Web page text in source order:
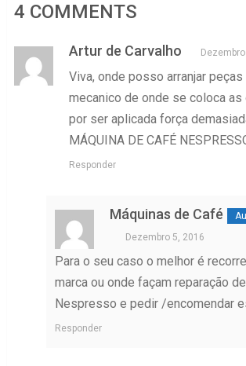
4 COMMENTS
Artur de Carvalho
Viva, onde posso arranjar peças
mecanico de onde se coloca as
por ser aplicada força
MÁQUINA DE CAFÉ
Responder
Máquinas de Café
Dezembro 5, 2016
Para o seu caso o melhor é
marca ou onde façam reparação
Nespresso e pedir /encomendar
Responder